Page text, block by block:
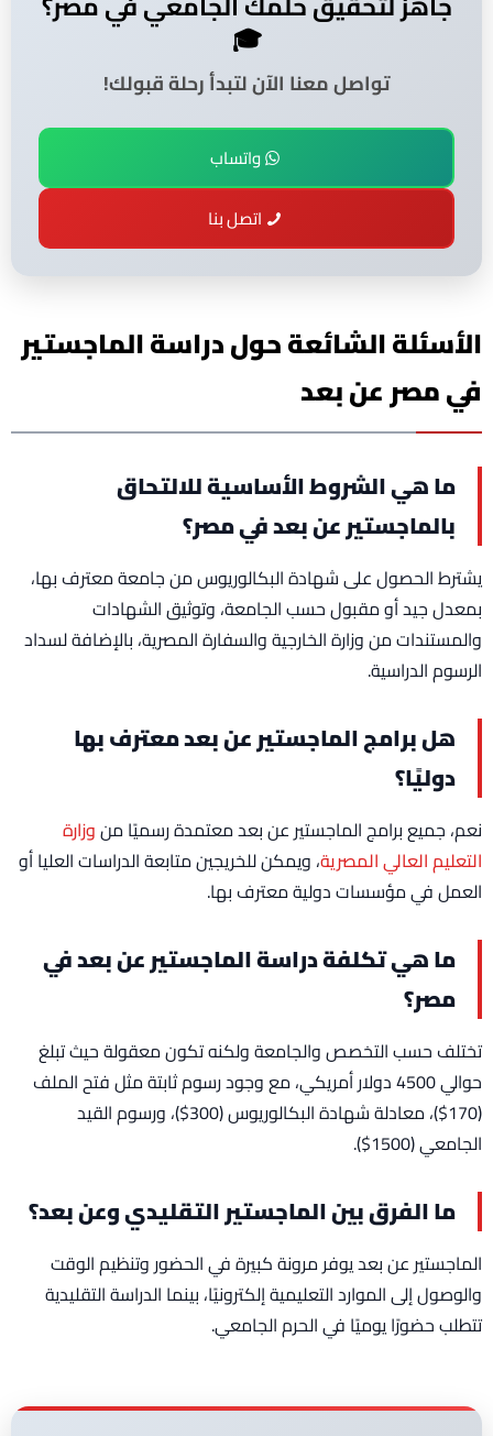
🎓
تواصل معنا الآن لتبدأ رحلة قبولك!
واتساب
اتصل بنا
الأسئلة الشائعة حول دراسة الماجستير
في مصر عن بعد
ما هي الشروط الأساسية للالتحاق
بالماجستير عن بعد في مصر؟
يشترط الحصول على شهادة البكالوريوس من جامعة معترف بها،
بمعدل جيد أو مقبول حسب الجامعة، وتوثيق الشهادات
والمستندات من وزارة الخارجية والسفارة المصرية، بالإضافة لسداد
الرسوم الدراسية.
هل برامج الماجستير عن بعد معترف بها
دوليًا؟
نعم، جميع برامج الماجستير عن بعد معتمدة رسميًا منوزارة
التعليم العالي المصرية، ويمكن للخريجين متابعة الدراسات العليا أو
العمل في مؤسسات دولية معترف بها.
ما هي تكلفة دراسة الماجستير عن بعد في
مصر؟
تختلف حسب التخصص والجامعة ولكنه تكون معقولة حيث تبلغ
حوالي 4500 دولار أمريكي، مع وجود رسوم ثابتة مثل فتح الملف
(170$)، معادلة شهادة البكالوريوس (300$)، ورسوم القيد
الجامعي (1500$).
ما الفرق بين الماجستير التقليدي وعن بعد؟
الماجستير عن بعد يوفر مرونة كبيرة في الحضور وتنظيم الوقت
والوصول إلى الموارد التعليمية إلكترونيًا، بينما الدراسة التقليدية
تتطلب حضورًا يوميًا في الحرم الجامعي.